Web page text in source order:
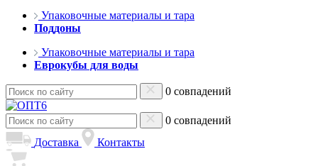
Упаковочные материалы и тара
Поддоны
Упаковочные материалы и тара
Еврокубы для воды
0 совпадений
0 совпадений
Доставка
Контакты